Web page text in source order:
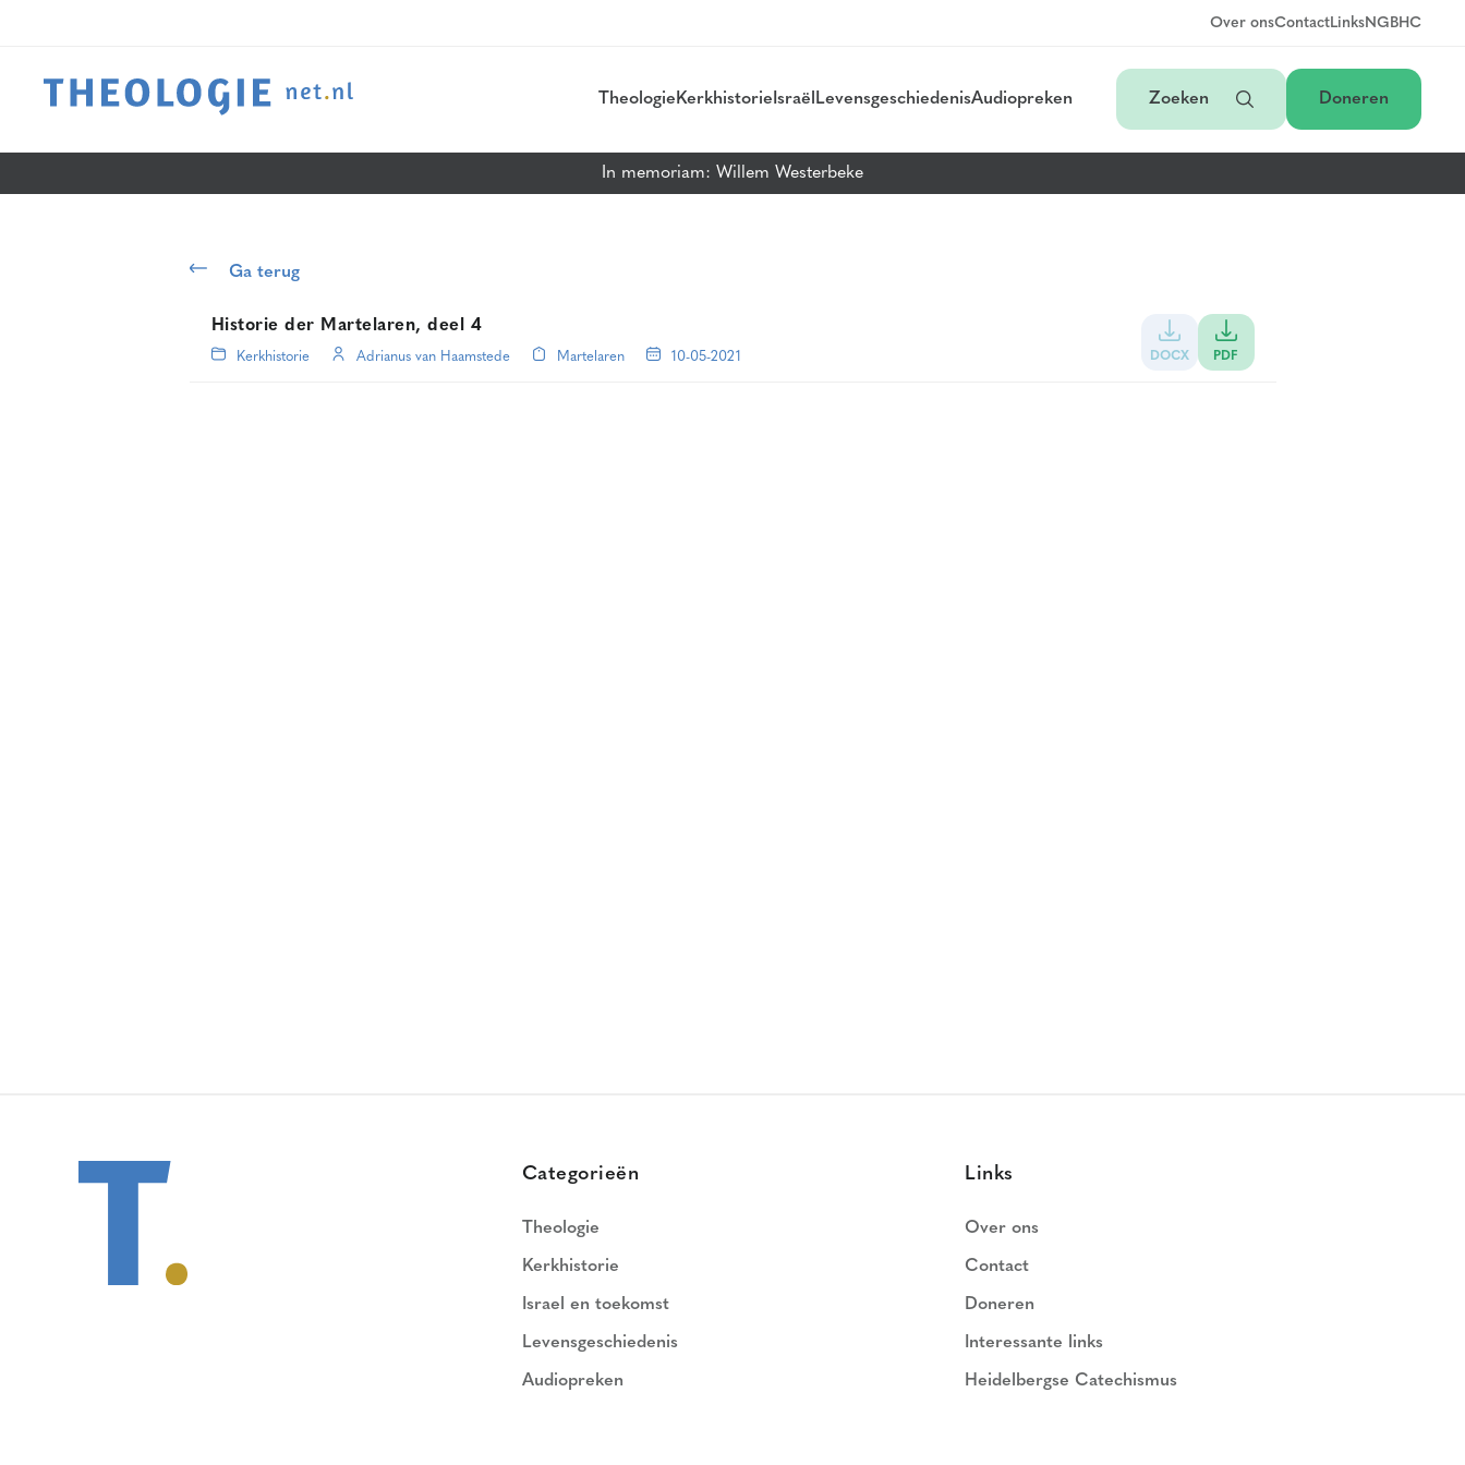
Over onsContactLinksNGBHC
Theologie Kerkhistorie Israël LevensgeschiedenisAudiopreken Zoeken Doneren
In memoriam: Willem Westerbeke
Ga terug
Historie der Martelaren, deel 4
Kerkhistorie Adrianus van Haamstede Martelaren 10-05-2021 DOCX PDF
Categorieën
Theologie
Kerkhistorie
Israel en toekomst
Levensgeschiedenis
Audiopreken
Links
Over ons
Contact
Doneren
Interessante links
Heidelbergse Catechismus